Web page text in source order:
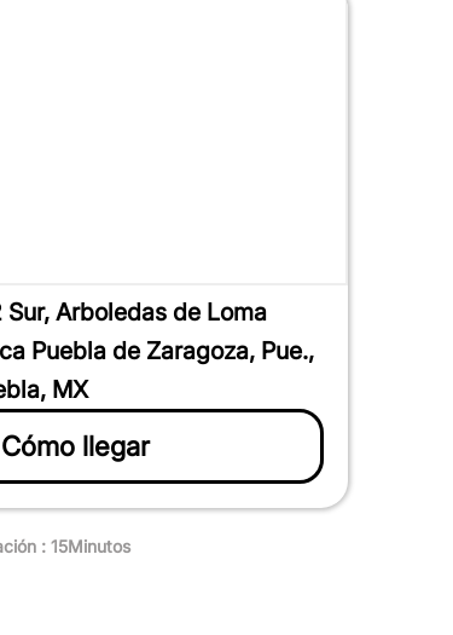
Sur, Arboledas de Loma
Puebla de Zaragoza, Pue.,
MX
Cómo llegar
: 15Minutos